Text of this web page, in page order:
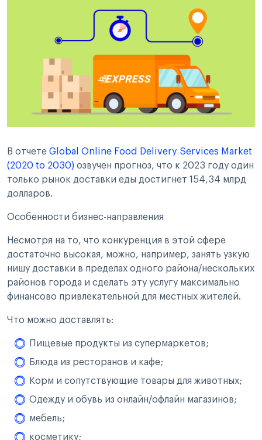
В отчете Global Online Food Delivery Services Market
(2020 to 2030) озвучен прогноз, что к 2023 году один
только рынок доставки еды достигнет 154,34 млрд
долларов.
Особенности бизнес-направления
Несмотря на то, что конкуренция в этой сфере
достаточно высокая, можно, например, занять узкую
нишу доставки в пределах одного района/нескольких
районов города и сделать эту услугу максимально
финансово привлекательной для местных жителей.
Что можно доставлять:
Пищевые продукты из супермаркетов;
Блюда из ресторанов и кафе;
Корм и сопутствующие товары для животных;
Одежду и обувь из онлайн/офлайн магазинов;
мебель;
косметику;